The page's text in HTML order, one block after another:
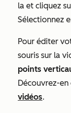
la et cliquez
Sélectionnez
Pour éditer
souris sur la
points
Découvrez-
vidéos.